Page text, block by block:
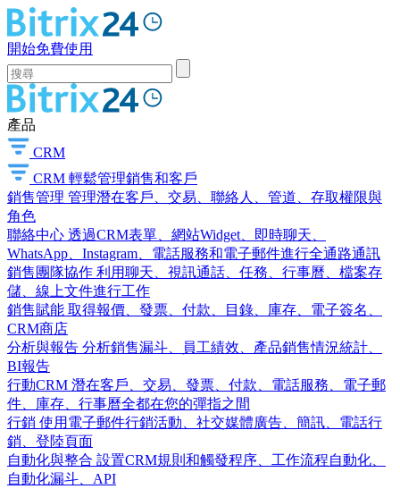
開始免費使用
產品
CRM
CRM 輕鬆管理銷售和客戶
銷售管理 管理潛在客戶、交易、聯絡人、管道、存取權限與
角色
聯絡中心 透過CRM表單、網站Widget、即時聊天、
WhatsApp、Instagram、電話服務和電子郵件進行全通路通訊
銷售團隊協作 利用聊天、視訊通話、任務、行事曆、檔案存
儲、線上文件進行工作
銷售賦能 取得報價、發票、付款、目錄、庫存、電子簽名、
CRM商店
分析與報告 分析銷售漏斗、員工績效、產品銷售情況統計、
BI報告
行動CRM 潛在客戶、交易、發票、付款、電話服務、電子郵
件、庫存、行事曆全都在您的彈指之間
行銷 使用電子郵件行銷活動、社交媒體廣告、簡訊、電話行
銷、登陸頁面
自動化與整合 設置CRM規則和觸發程序、工作流程自動化、
自動化漏斗、API